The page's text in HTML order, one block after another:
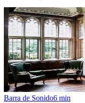
Barra de Sonido6 min